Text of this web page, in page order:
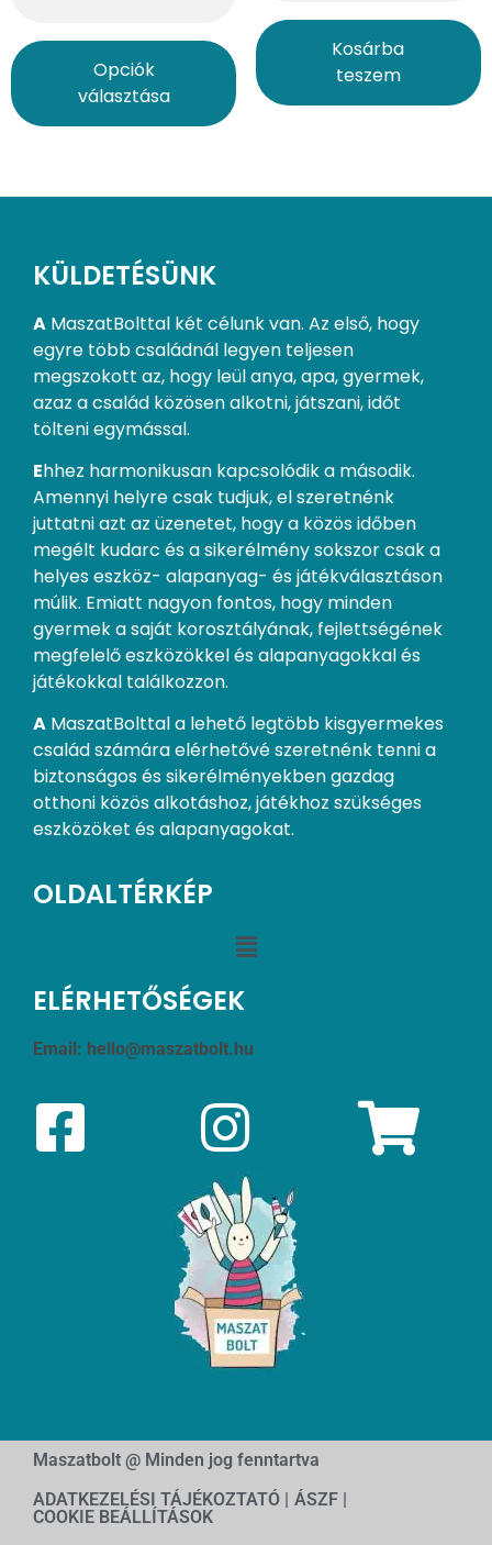
Opciók
választása
Kosárba
teszem
KÜLDETÉSÜNK
A MaszatBolttal két célunk van. Az első, hogy
egyre több családnál legyen teljesen
megszokott az, hogy leül anya, apa, gyermek,
azaz a család közösen alkotni, játszani, időt
tölteni egymással.
Ehhez harmonikusan kapcsolódik a második.
Amennyi helyre csak tudjuk, el szeretnénk
juttatni azt az üzenetet, hogy a közös időben
megélt kudarc és a sikerélmény sokszor csak a
helyes eszköz- alapanyag- és játékválasztáson
múlik. Emiatt nagyon fontos, hogy minden
gyermek a saját korosztályának, fejlettségének
megfelelő eszközökkel és alapanyagokkal és
játékokkal találkozzon.
A MaszatBolttal a lehető legtöbb kisgyermekes
család számára elérhetővé szeretnénk tenni a
biztonságos és sikerélményekben gazdag
otthoni közös alkotáshoz, játékhoz szükséges
eszközöket és alapanyagokat.
OLDALTÉRKÉP
ELÉRHETŐSÉGEK
Email: hello@maszatbolt.hu
Maszatbolt @ Minden jog fenntartva
ADATKEZELÉSI TÁJÉKOZTATÓ |
ÁSZF |
COOKIE BEÁLLÍTÁSOK